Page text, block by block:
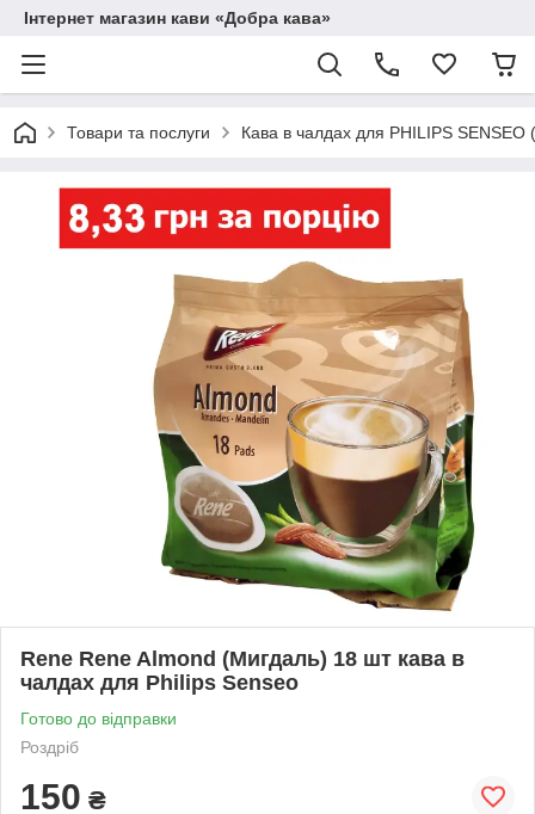
Інтернет магазин кави «Добра кава»
Товари та послуги Кава в чалдах для PHILIPS
Rene Rene Almond (Мигдаль) 18 шт кава в
чалдах для Philips Senseo
Готово до відправки
Роздріб
150 ₴